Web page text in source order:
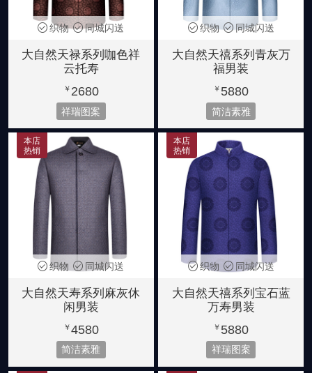
织物 同城闪送
大自然天禄系列咖色祥
云托寿
￥ 2680
祥瑞图案
织物 同城闪送
大自然天禧系列青灰万
福男装
￥ 5880
简洁素雅
本店
热销
织物 同城闪送
大自然天寿系列麻灰休
闲男装
￥4580
简洁素雅
本店
热销
织物 同城闪送
大自然天禧系列宝石蓝
万寿男装
￥ 5880
祥瑞图案